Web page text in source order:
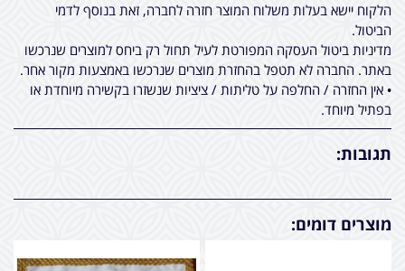
הלקוח יישא בעלות משלוח המוצר חזרה לחברה, זאת בנוסף לדמי
הביטול.
מדיניות ביטול העסקה המפורטת לעיל תחול רק ביחס למוצרים שנרכשו
באתר. החברה לא תטפל בהחזרת מוצרים שנרכשו באמצעות מקור אחר.
• אין החזרה / החלפה על טליתות / ציציות שנשזרו בקשירה מיוחדת או
בפתיל מיוחד.
תגובות:
מוצרים דומים: